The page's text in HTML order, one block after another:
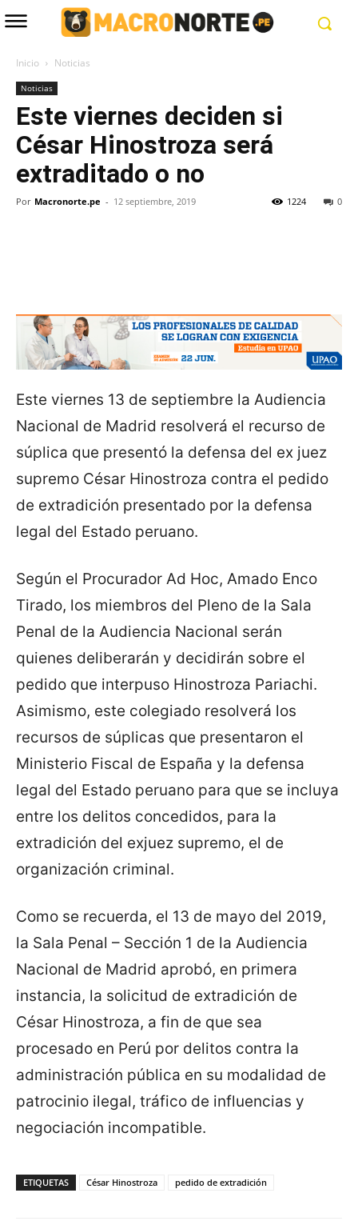
Inicio Noticias
Noticias
Este viernes deciden si
César Hinostroza será
extraditado o no
Por Macronorte.pe - 12 septiembre, 2019 0
1224
Este viernes 13 de septiembre la Audiencia
Nacional de Madrid resolverá el recurso de
súplica que presentó la defensa del ex juez
supremo César Hinostroza contra el pedido
de extradición presentado por la defensa
legal del Estado peruano.
Según el Procurador Ad Hoc, Amado Enco
Tirado, los miembros del Pleno de la Sala
Penal de la Audiencia Nacional serán
quienes deliberarán y decidirán sobre el
pedido que interpuso Hinostroza Pariachi.
Asimismo, este colegiado resolverá los
recursos de súplicas que presentaron el
Ministerio Fiscal de España y la defensa
legal del Estado peruano para que se incluya
entre los delitos concedidos, para la
extradición del exjuez supremo, el de
organización criminal.
Como se recuerda, el 13 de mayo del 2019,
la Sala Penal – Sección 1 de la Audiencia
Nacional de Madrid aprobó, en primera
instancia, la solicitud de extradición de
César Hinostroza, a fin de que sea
procesado en Perú por delitos contra la
administración pública en su modalidad de
patrocinio ilegal, tráfico de influencias y
negociación incompatible.
ETIQUETAS César Hinostroza pedido de extradición